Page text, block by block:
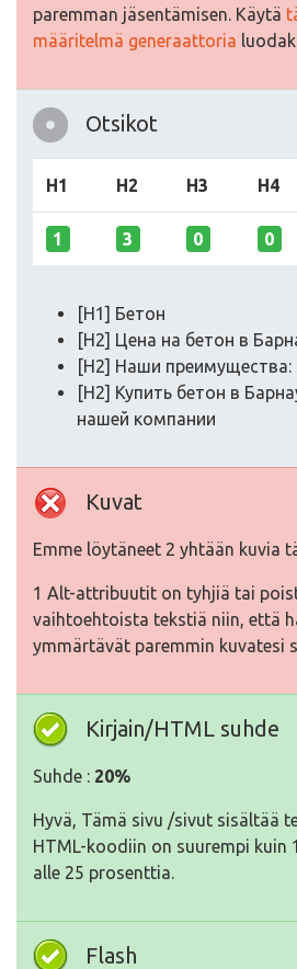
paremman jäsentämisen. Käytä
määritelmä generaattoria
Otsikot
H1 H2 H3 H4
1 3 0 0
[H1] Бетон
[H2] Цена на бетон в
[H2] Наши преимущества:
[H2] Купить бетон в
нашей компании
Kuvat
Emme löytäneet 2 yhtään kuvia
1 Alt-attribuutit on tyhjiä tai
vaihtoehtoista tekstiä niin, että
ymmärtävät paremmin kuvatesi
Kirjain/HTML suhde
Suhde : 20%
Hyvä, Tämä sivu /sivut sisältää
HTML-koodiin on suurempi kuin
alle 25 prosenttia.
Flash